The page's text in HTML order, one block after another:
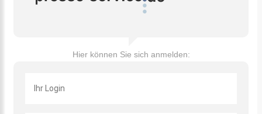
Hier können Sie sich anmelden: